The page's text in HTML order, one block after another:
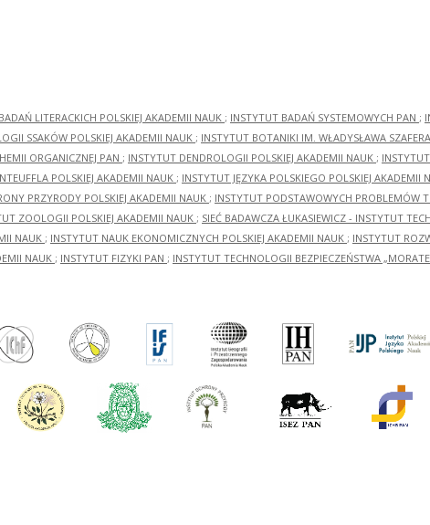
LITERACKICH POLSKIEJ AKADEMII NAUK ; INSTYTUT BADAŃ SYSTEMOWYCH PAN ;
SSAKÓW POLSKIEJ AKADEMII NAUK ; INSTYTUT BOTANIKI IM. WŁADYSŁAWA
ORGANICZNEJ PAN ; INSTYTUT DENDROLOGII POLSKIEJ AKADEMII NAUK ;
POLSKIEJ AKADEMII NAUK ; INSTYTUT JĘZYKA POLSKIEGO POLSKIEJ AKADEMII
PRZYRODY POLSKIEJ AKADEMII NAUK ; INSTYTUT PODSTAWOWYCH PROBLEMÓW
ZOOLOGII POLSKIEJ AKADEMII NAUK ; SIEĆ BADAWCZA ŁUKASIEWICZ - INSTYTUT
NAUK ; INSTYTUT NAUK EKONOMICZNYCH POLSKIEJ AKADEMII NAUK ; INSTYTUT
NAUK ; INSTYTUT FIZYKI PAN ; INSTYTUT TECHNOLOGII BEZPIECZEŃSTWA